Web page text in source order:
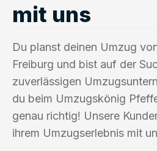
mit uns
Du planst deinen Umzug
Freiburg und bist auf der
zuverlässigen
du beim Umzugskönig
genau richtig! Unsere
ihrem Umzugserlebnis mit